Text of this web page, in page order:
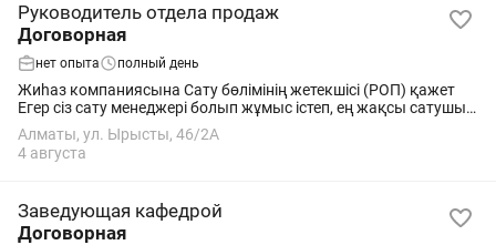
Руководитель отдела продаж
Договорная
нет опыта полный день
Жиһаз компаниясына Сату бөлімінің жетекшісі (РОП) қажет
Егер сіз сату менеджері болып жұмыс істеп, ең жақсы сатушы
болсаңыз, мансаптық өсуді қалайтын болсаңыз, біз сізді
командамызға...
Алматы, ул. Ырысты, 46/2А
4 августа
Заведующая кафедрой
Договорная